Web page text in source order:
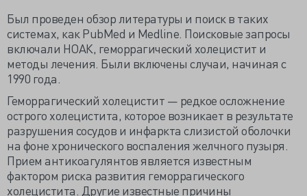
Был проведен обзор литературы и поиск в таких
системах, как PubMed и Medline. Поисковые запросы
включали НОАК, геморрагический холецистит и
методы лечения. Были включены случаи, начиная с
1990 года.
Геморрагический холецистит — редкое осложнение
острого холецистита, которое возникает в результате
разрушения сосудов и инфаркта слизистой оболочки
на фоне хронического воспаления желчного пузыря.
Прием антикоагулянтов является известным
фактором риска развития геморрагического
холецистита. Другие известные причины